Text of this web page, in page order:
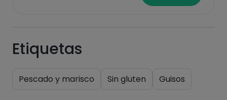
Etiquetas
Pescado y marisco Sin gluten Guisos